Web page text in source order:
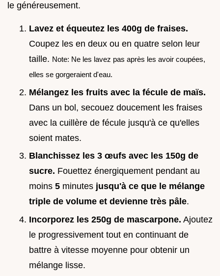
le généreusement.
Lavez et équeutez les 400g de fraises.
Coupez les en deux ou en quatre selon leur
taille. Note: Ne les lavez pas après les avoir coupées,
elles se gorgeraient d'eau.
Mélangez les fruits avec la fécule de maïs.
Dans un bol, secouez doucement les fraises
avec la cuillère de fécule jusqu'à ce qu'elles
soient mates.
Blanchissez les 3 œufs avec les 150g de
sucre. Fouettez énergiquement pendant au
moins 5 minutes jusqu'à ce que le mélange
triple de volume et devienne très pâle.
Incorporez les 250g de mascarpone. Ajoutez
le progressivement tout en continuant de
battre à vitesse moyenne pour obtenir un
mélange lisse.